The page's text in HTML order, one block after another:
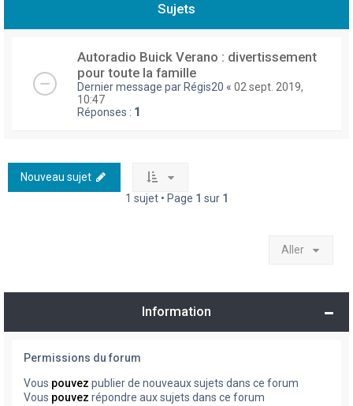
Sujets
Autoradio Buick Verano : divertissement
pour toute la famille
Dernier message par Régis20 « 02 sept. 2019,
10:47
Réponses : 1
Nouveau sujet
1 sujet • Page 1 sur 1
Aller
Information
Permissions du forum
Vous pouvez publier de nouveaux sujets dans ce forum
Vous pouvez répondre aux sujets dans ce forum